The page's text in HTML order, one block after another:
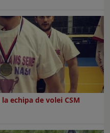
echipa de volei CSM